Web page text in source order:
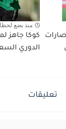
منذ بضع
كوكا جاهز
الدوري
تعليقات